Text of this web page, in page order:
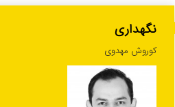
نگهداری
کوروش مهدوی